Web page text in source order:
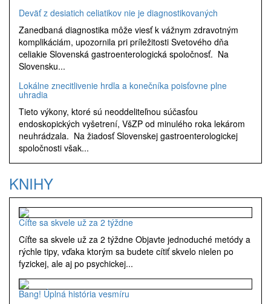
Deväť z desiatich celiatikov nie je diagnostikovaných
Zanedbaná diagnostika môže viesť k vážnym zdravotným
komplikáciám, upozornila pri príležitosti Svetového dňa
celiakie Slovenská gastroenterologická spoločnosť. Na
Slovensku...
Lokálne znecitlivenie hrdla a konečníka poisťovne plne
uhradia
Tieto výkony, ktoré sú neoddeliteľnou súčasťou
endoskopických vyšetrení, VšZP od minulého roka lekárom
neuhrádzala. Na žiadosť Slovenskej gastroenterologickej
spoločnosti však...
KNIHY
Cíťte sa skvele už za 2 týždne
Cíťte sa skvele už za 2 týždne Objavte jednoduché metódy a
rýchle tipy, vďaka ktorým sa budete cítiť skvelo nielen po
fyzickej, ale aj po psychickej...
Bang! Úplná história vesmíru